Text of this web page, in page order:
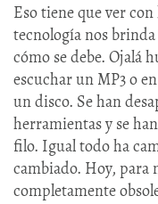
Eso tiene que ver
tecnología nos
cómo se debe. Ojalá
escuchar un MP3 o
un disco. Se han
herramientas y se
filo. Igual todo ha
cambiado. Hoy, para
completamente